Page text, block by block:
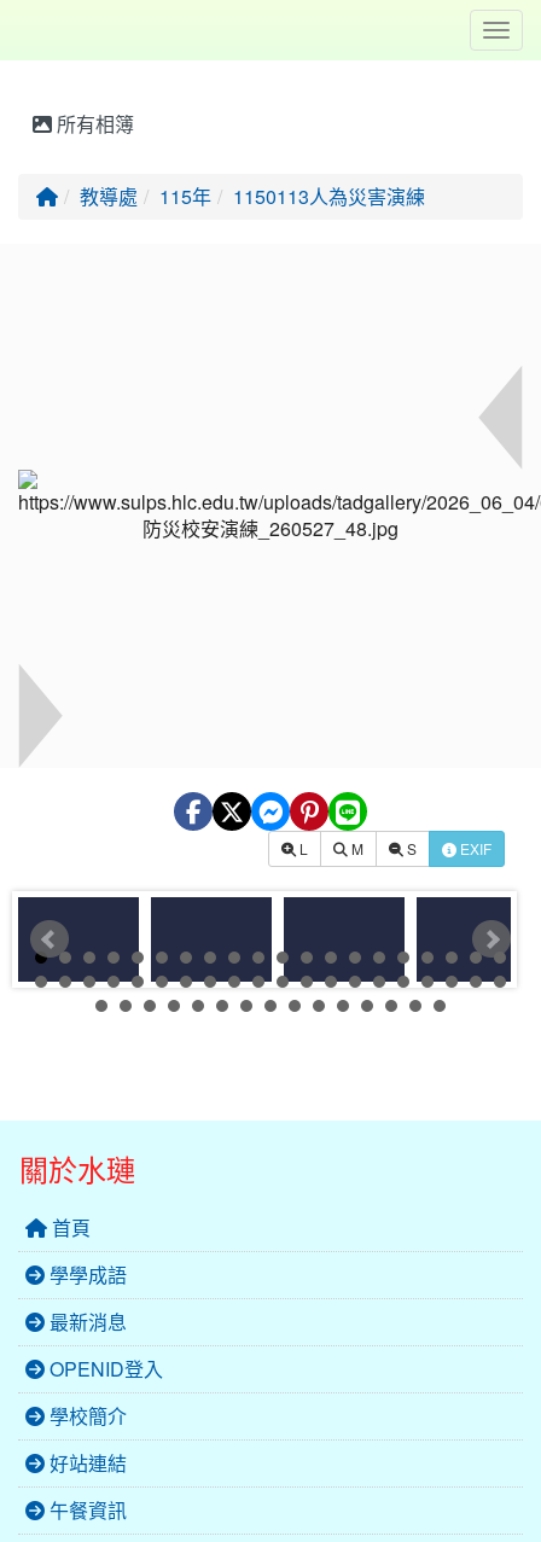
所有相簿
回首頁
教導處 115年 1150113人為災害演練
L M S EXIF
關於水璉
首頁
學學成語
最新消息
OPENID登入
學校簡介
好站連結
午餐資訊